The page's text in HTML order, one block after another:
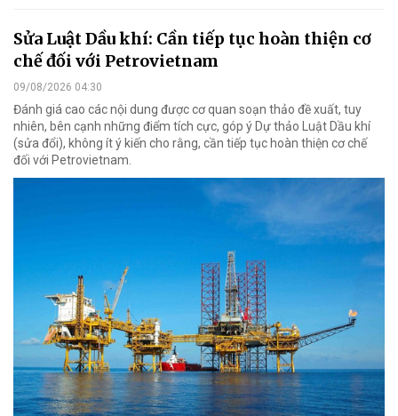
Sửa Luật Dầu khí: Cần tiếp tục hoàn thiện cơ
chế đối với Petrovietnam
09/08/2026 04:30
Đánh giá cao các nội dung được cơ quan soạn thảo đề xuất, tuy
nhiên, bên cạnh những điểm tích cực, góp ý Dự thảo Luật Dầu khí
(sửa đổi), không ít ý kiến cho rằng, cần tiếp tục hoàn thiện cơ chế
đối với Petrovietnam.